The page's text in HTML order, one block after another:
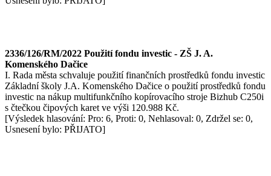
2336/126/RM/2022 Použití fondu investic - ZŠ J. A.
Komenského Dačice
I. Rada města schvaluje použití finančních prostředků fondu investic
Základní školy J.A. Komenského Dačice o použití prostředků fondu
investic na nákup multifunkčního kopírovacího stroje Bizhub C250i
s čtečkou čipových karet ve výši 120.988 Kč.
[Výsledek hlasování: Pro: 6, Proti: 0, Nehlasoval: 0, Zdržel se: 0,
Usnesení bylo: PŘIJATO]